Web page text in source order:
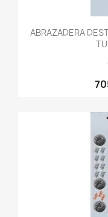
ABRAZADERA